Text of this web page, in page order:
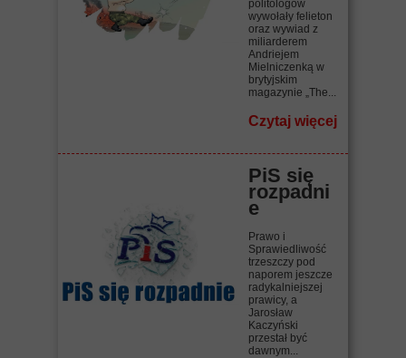
politologów
wywołały felieton
oraz wywiad z
miliarderem
Andriejem
Mielniczenką w
brytyjskim
magazynie „The...
Czytaj więcej
PiS się
rozpadni
e
Prawo i
Sprawiedliwość
trzeszczy pod
naporem jeszcze
radykalniejszej
prawicy, a
Jarosław
Kaczyński
przestał być
dawnym...